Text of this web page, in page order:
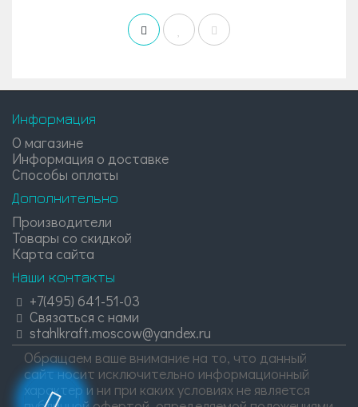
Информация
О магазине
Информация о доставке
Способы оплаты
Дополнительно
Производители
Товары со скидкой
Карта сайта
Наши контакты
+7(495) 641-51-03
Связаться с нами
stahlkraft.moscow@yandex.ru
Обращаем ваше внимание на то, что данный
сайт носит исключительно информационный
характер и ни при каких условиях не является